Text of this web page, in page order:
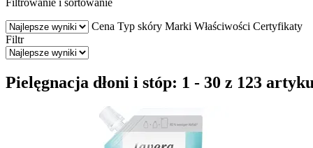
Cena Typ skóry Marki Właściwości Certyfikaty
Filtr
Pielęgnacja dłoni i stóp: 1 - 30 z 123